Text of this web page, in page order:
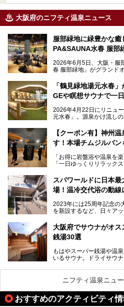
大阪府のニフティ温泉ニュース
服部緑地に緑豊かな
PA&SAUNA水春 服部
2026年6月5日、大阪・服
春 服部緑地」がグランド
当初の計画から約5年の
サウナ・岩盤浴・フィッ
を融合した、これまでの“
今回はオープン前の内覧
サウナー注目の3種のサ
高い岩盤浴エリア、日本
スマシンなど、見どころ
「鶴見緑地湯元水春
GEや瞑想サウナで一
2026年4月22日にリニュ
元水春」。源泉かけ流し
に“一日中くつろげる場所
今回のリニューアルでは
見どころが盛りだくさん
ろん、休日にゆったり過
本記事では、そんなリニ
紹介します。これから「
い。
【クーポン有】神州
す！本場チムジルバン
「お得に岩盤浴や温泉を
「一日ゆっくりリラック
利用できる「神州温泉 あ
あるごの湯は、大阪府豊
チムジルバン（岩盤浴）
タイムまで満喫できる長
る迫力ある熱波パフォー
のう”体験をしっかり楽し
ケやボウリングといった
で“遊び+癒し”の一日を過
処にいたるまで魅力をた
スパワールドに日本
場！温冷交代浴の動線
2023年には25周年記念の
を新設するなど、日々ア
そんなスパワールドが
室や日本最大級140人収容
アルオープン！浴室であ
大規模リニューアルの全
オープンイベントに行っ
大阪府でサウナがオ
銭湯30選
もはやスーパー銭湯や温
いるサウナ。ドライサウ
ペース、ロウリュウなど
が充実した施設も多くみ
今回はそんなサウナにこ
泉・銭湯・スパを30件紹
ニフティ温泉ニュ
おすすめのアクティビティ